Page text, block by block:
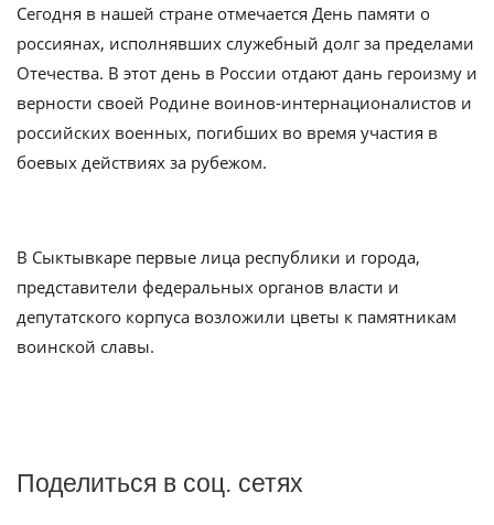
Сегодня в нашей стране отмечается День памяти о
россиянах, исполнявших служебный долг за пределами
Отечества. В этот день в России отдают дань героизму и
верности своей Родине воинов-интернационалистов и
российских военных, погибших во время участия в
боевых действиях за рубежом.
В Сыктывкаре первые лица республики и города,
представители федеральных органов власти и
депутатского корпуса возложили цветы к памятникам
воинской славы.
Поделиться в соц. сетях